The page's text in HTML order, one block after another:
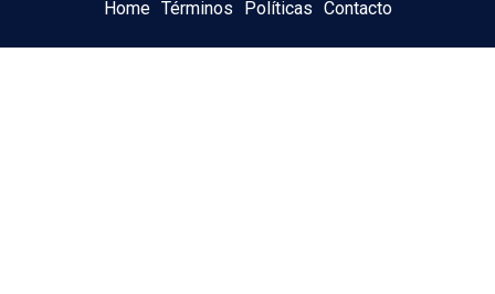
Home Términos Políticas Contacto